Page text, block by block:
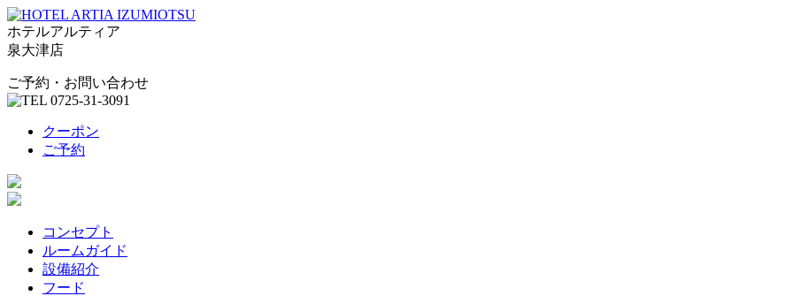
ホテルアルティア
泉大津店
ご予約・お問い合わせ
クーポン
ご予約
コンセプト
ルームガイド
設備紹介
フード